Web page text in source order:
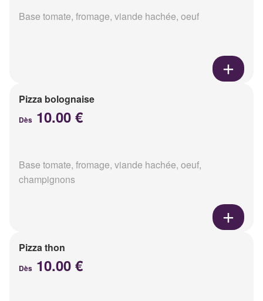
Base tomate, fromage, viande hachée, oeuf
Pizza bolognaise
Dès 10.00 €
Base tomate, fromage, viande hachée, oeuf,
champignons
Pizza thon
Dès 10.00 €